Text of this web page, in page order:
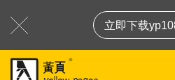
立即下载